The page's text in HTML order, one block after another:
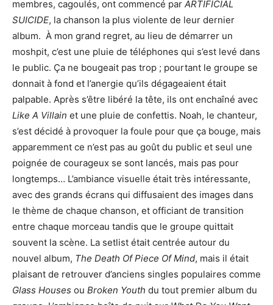
membres, cagoulés, ont commencé par ARTIFICIAL
SUICIDE, la chanson la plus violente de leur dernier
album. À mon grand regret, au lieu de démarrer un
moshpit, c’est une pluie de téléphones qui s’est levé dans
le public. Ça ne bougeait pas trop ; pourtant le groupe se
donnait à fond et l’anergie qu’ils dégageaient était
palpable. Après s’être libéré la tête, ils ont enchaîné avec
Like A Villain et une pluie de confettis. Noah, le chanteur,
s’est décidé à provoquer la foule pour que ça bouge, mais
apparemment ce n’est pas au goût du public et seul une
poignée de courageux se sont lancés, mais pas pour
longtemps… L’ambiance visuelle était très intéressante,
avec des grands écrans qui diffusaient des images dans
le thème de chaque chanson, et officiant de transition
entre chaque morceau tandis que le groupe quittait
souvent la scène. La setlist était centrée autour du
nouvel album, The Death Of Piece Of Mind, mais il était
plaisant de retrouver d’anciens singles populaires comme
Glass Houses ou Broken Youth du tout premier album du